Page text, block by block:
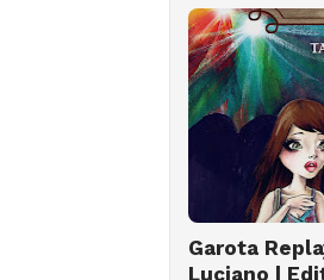
Garota
Luciano |